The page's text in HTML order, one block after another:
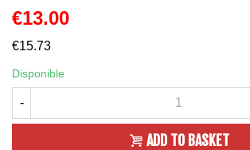
€13.00
€15.73
Disponible
-
ADD TO BASKET